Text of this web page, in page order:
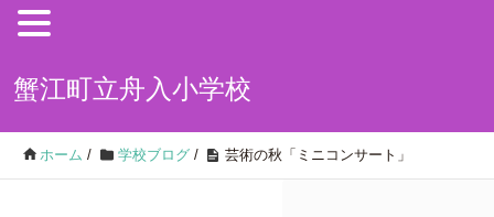
蟹江町立舟入小学校
ホーム / 学校ブログ / 芸術の秋「ミニコンサート」